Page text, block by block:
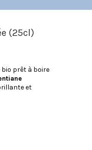
(25cl)
bio prêt à boire
et